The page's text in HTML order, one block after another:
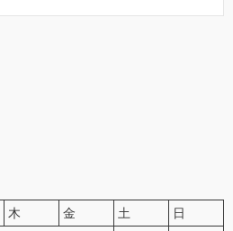
木 金 土
日